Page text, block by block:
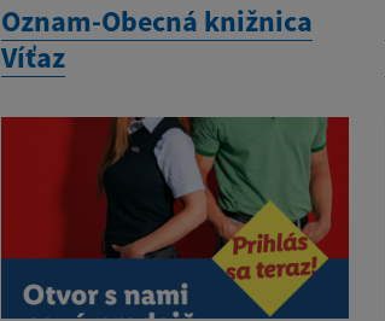
Oznam-Obecná knižnica
Víťaz